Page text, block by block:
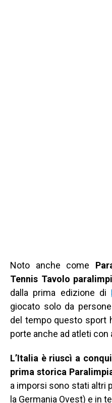
Noto anche come
Tennis Tavolo
dalla prima edizione di
giocato solo da
del tempo questo sport
porte anche ad atleti con
L’Italia è riuscì a
prima storica
a imporsi sono stati altri
la Germania Ovest) e in